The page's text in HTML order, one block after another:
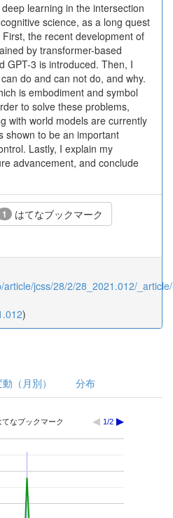
learning in the intersection
science, as a long quest
the recent development of
by transformer-based
GPT-3 is introduced. Then, I
do and can not do, and why.
is embodiment and symbol
to solve these problems,
with world models are currently
shown to be an important
Lastly, I explain my
advancement, and conclude
1 はてなブックマーク
article/jcss/28/2/28_2021.012/
)
（月別） 分布
てなブックマーク 1/2